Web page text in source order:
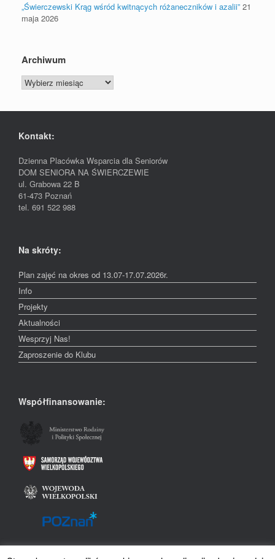
„Świerczewski Krąg wśród kwitnących różaneczników i azalii” 21
maja 2026
Archiwum
Archiwum
Kontakt:
Dzienna Placówka Wsparcia dla Seniorów
DOM SENIORA NA ŚWIERCZEWIE
ul. Grabowa 22 B
61-473 Poznań
tel. 691 522 988
Na skróty:
Plan zajęć na okres od 13.07-17.07.2026r.
Info
Projekty
Aktualności
Wesprzyj Nas!
Zaproszenie do Klubu
Współfinansowanie: